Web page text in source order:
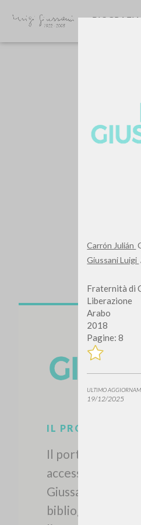
Carrón Julián
Giussani Luigi
Fraternità di
Liberazione
Arabo
2018
Pagine: 8
ULTIMO
19/12/2025
BIOGRAFIA